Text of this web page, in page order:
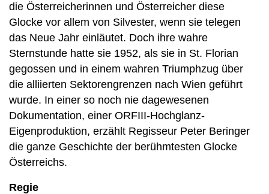
die Österreicherinnen und Österreicher diese
Glocke vor allem von Silvester, wenn sie telegen
das Neue Jahr einläutet. Doch ihre wahre
Sternstunde hatte sie 1952, als sie in St. Florian
gegossen und in einem wahren Triumphzug über
die alliierten Sektorengrenzen nach Wien geführt
wurde. In einer so noch nie dagewesenen
Dokumentation, einer ORFIII-Hochglanz-
Eigenproduktion, erzählt Regisseur Peter Beringer
die ganze Geschichte der berühmtesten Glocke
Österreichs.
Regie